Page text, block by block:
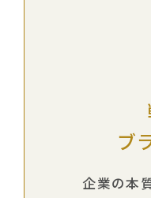
ブ
企業の本